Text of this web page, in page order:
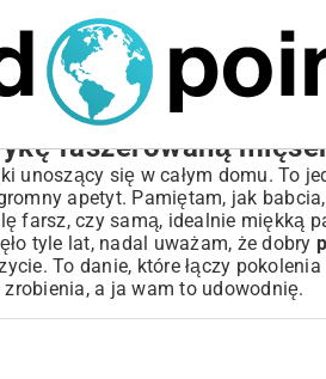
MOTORYZACJA
faszerowaną
unoszący się w całym domu. To
apetyt. Pamiętam, jak
farsz, czy samą, idealnie miękką
tyle lat, nadal uważam, że dobry
To danie, które łączy
a ja wam to udowodnię.